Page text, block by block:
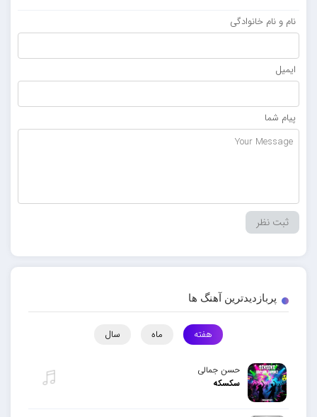
نام و نام خانوادگی
ایمیل
پیام شما
پربازدیدترین آهنگ ها
هفته ماه سال
حسن جمالی
سکسکه